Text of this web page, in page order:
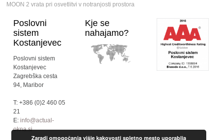
MOON 2 vrata pri osvetlitvi v notranjosti prostora
Poslovni
sistem
Kostanjevec
Poslovni sistem
Kostanjevec
Zagrebška cesta
94, Maribor
T: +386 (0)2 460 05
21
E: info@actual-
okna.si
Kje se
nahajamo?
Zaradi omogočanja višje kakovosti spletno mesto uporablja